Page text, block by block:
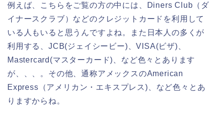
例えば、こちらをご覧の方の中には、Diners Club（ダ
イナースクラブ）などのクレジットカードを利用して
いる人もいると思うんですよね。また日本人の多くが
利用する、JCB(ジェイシービー)、VISA(ビザ)、
Mastercard(マスターカード)、など色々とあります
が、、、。その他、通称アメックスのAmerican
Express（アメリカン・エキスプレス)、など色々とあ
りますからね。